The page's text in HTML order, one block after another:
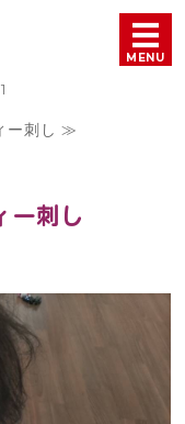
児童発達支援・放課後
MENU
ー刺し ≫
ー刺し